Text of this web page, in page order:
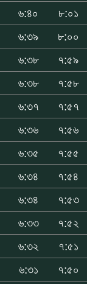
৬:৪০
৮:০১
৬:৩৯
৮:০০
৬:৩৮
৭:৫৯
৬:৩৮
৭:৫৮
৬:৩৭
৭:৫৭
৬:৩৬
৭:৫৬
৬:৩৫
৭:৫৫
৬:৩৪
৭:৫৪
৬:৩৪
৭:৫৩
৬:৩৩
৭:৫২
৬:৩২
৭:৫১
৬:৩১
৭:৫০